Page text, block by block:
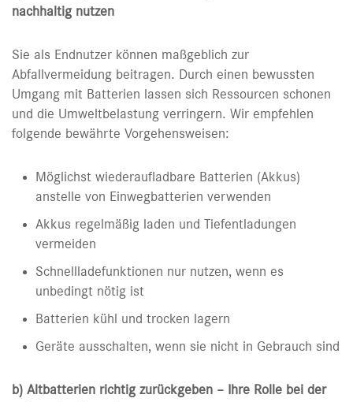
nachhaltig nutzen
Sie als Endnutzer können maßgeblich zur
Abfallvermeidung beitragen. Durch einen bewussten
Umgang mit Batterien lassen sich Ressourcen schonen
und die Umweltbelastung verringern. Wir empfehlen
folgende bewährte Vorgehensweisen:
Möglichst wiederaufladbare Batterien (Akkus)
anstelle von Einwegbatterien verwenden
Akkus regelmäßig laden und Tiefentladungen
vermeiden
Schnellladefunktionen nur nutzen, wenn es
unbedingt nötig ist
Batterien kühl und trocken lagern
Geräte ausschalten, wenn sie nicht in Gebrauch sind
b) Altbatterien richtig zurückgeben – Ihre Rolle bei der